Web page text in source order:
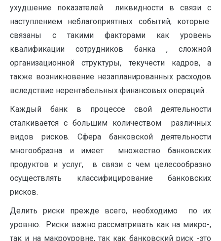
ухудшение показателей ликвидности в связи с
наступлением неблагоприятных событий, которые
связаны с такими факторами как уровень
квалификации сотрудников банка , сложной
организационной структуры, текучести кадров, а
также возникновение незапланированных расходов
вследствие нерентабельных финансовых операций .
Каждый банк в процессе свой деятельности
сталкивается с большим количеством различных
видов рисков. Сфера банковской деятельности
многообразна и имеет множество банковских
продуктов и услуг, в связи с чем целесообразно
осуществлять классифицирование банковских
рисков.
Делить риски прежде всего, необходимо по их
уровню. Риски важно рассматривать как на микро-,
так и на макроуровне, так как банковский риск -это